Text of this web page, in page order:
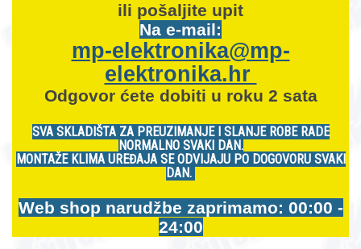
ili pošaljite upit
Na e-mail:
mp-elektronika@mp-
elektronika.hr
Odgovor ćete dobiti u roku 2 sata
SVA SKLADIŠTA ZA PREUZIMANJE I SLANJE ROBE RADE
NORMALNO SVAKI DAN.
MONTAŽE KLIMA UREĐAJA SE ODVIJAJU PO DOGOVORU SVAKI
DAN.
Web shop narudžbe zaprimamo: 00:00 -
24:00